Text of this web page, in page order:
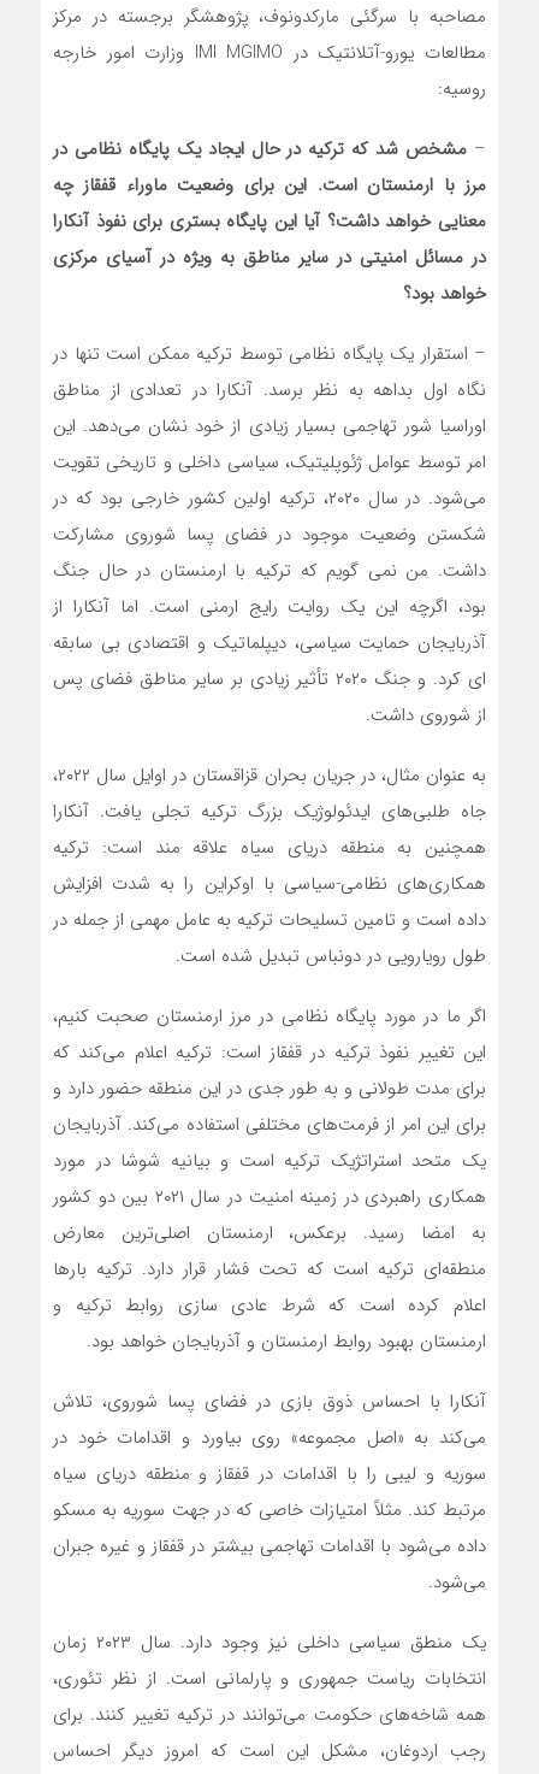
مصاحبه با سرگئی مارکدونوف، پژوهشگر برجسته در مرکز
مطالعات یورو-آتلانتیک در IMI MGIMO وزارت امور خارجه
روسیه:
– مشخص شد که ترکیه در حال ایجاد یک پایگاه نظامی در
مرز با ارمنستان است. این برای وضعیت ماوراء قفقاز چه
معنایی خواهد داشت؟ آیا این پایگاه بستری برای نفوذ آنکارا
در مسائل امنیتی در سایر مناطق به ویژه در آسیای مرکزی
خواهد بود؟
– استقرار یک پایگاه نظامی توسط ترکیه ممکن است تنها در
نگاه اول بداهه به نظر برسد. آنکارا در تعدادی از مناطق
اوراسیا شور تهاجمی بسیار زیادی از خود نشان می‌دهد. این
امر توسط عوامل ژئوپلیتیک، سیاسی داخلی و تاریخی تقویت
می‌شود. در سال ۲۰۲۰، ترکیه اولین کشور خارجی بود که در
شکستن وضعیت موجود در فضای پسا شوروی مشارکت
داشت. من نمی گویم که ترکیه با ارمنستان در حال جنگ
بود، اگرچه این یک روایت رایج ارمنی است. اما آنکارا از
آذربایجان حمایت سیاسی، دیپلماتیک و اقتصادی بی سابقه
ای کرد. و جنگ ۲۰۲۰ تأثیر زیادی بر سایر مناطق فضای پس
از شوروی داشت.
به عنوان مثال، در جریان بحران قزاقستان در اوایل سال ۲۰۲۲،
جاه طلبی‌های ایدئولوژیک بزرگ ترکیه تجلی یافت. آنکارا
همچنین به منطقه دریای سیاه علاقه مند است: ترکیه
همکاری‌های نظامی-سیاسی با اوکراین را به شدت افزایش
داده است و تامین تسلیحات ترکیه به عامل مهمی از جمله در
طول رویارویی در دونباس تبدیل شده است.
اگر ما در مورد پایگاه نظامی در مرز ارمنستان صحبت کنیم،
این تغییر نفوذ ترکیه در قفقاز است: ترکیه اعلام می‌کند که
برای مدت طولانی و به طور جدی در این منطقه حضور دارد و
برای این امر از فرمت‌های مختلفی استفاده می‌کند. آذربایجان
یک متحد استراتژیک ترکیه است و بیانیه شوشا در مورد
همکاری راهبردی در زمینه امنیت در سال ۲۰۲۱ بین دو کشور
به امضا رسید. برعکس، ارمنستان اصلی‌ترین معارض
منطقه‌ای ترکیه است که تحت فشار قرار دارد. ترکیه بارها
اعلام کرده است که شرط عادی سازی روابط ترکیه و
ارمنستان بهبود روابط ارمنستان و آذربایجان خواهد بود.
آنکارا با احساس ذوق بازی در فضای پسا شوروی، تلاش
می‌کند به «اصل مجموعه» روی بیاورد و اقدامات خود در
سوریه و لیبی را با اقدامات در قفقاز و منطقه دریای سیاه
مرتبط کند. مثلاً امتیازات خاصی که در جهت سوریه به مسکو
داده می‌شود با اقدامات تهاجمی بیشتر در قفقاز و غیره جبران
می‌شود.
یک منطق سیاسی داخلی نیز وجود دارد. سال ۲۰۲۳ زمان
انتخابات ریاست جمهوری و پارلمانی است. از نظر تئوری،
همه شاخه‌های حکومت می‌توانند در ترکیه تغییر کنند. برای
رجب اردوغان، مشکل این است که امروز دیگر احساس